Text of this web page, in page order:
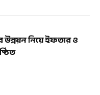
নিয়ে ইফতার ও